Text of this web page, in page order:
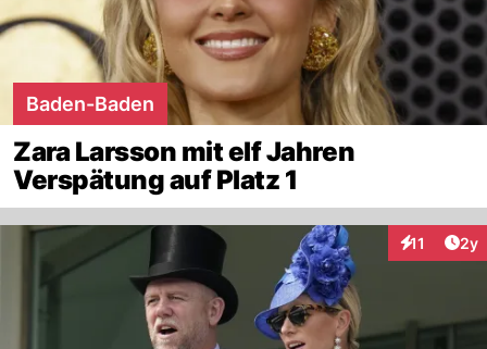
Baden-Baden
Zara Larsson mit elf Jahren
Verspätung auf Platz 1
11 2y